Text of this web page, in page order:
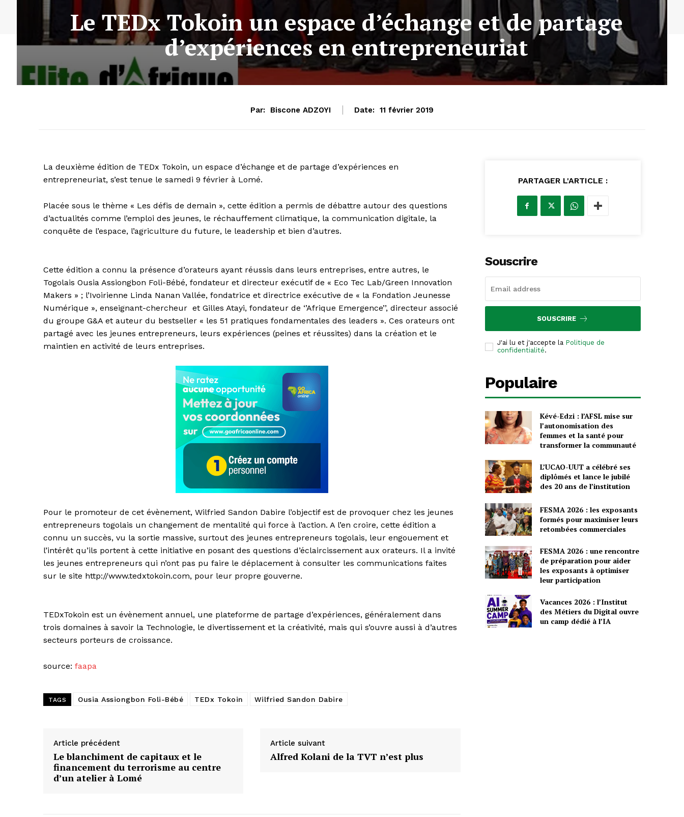
Le TEDx Tokoin un espace d’échange et de partage
d’expériences en entrepreneuriat
Par: Biscone ADZOYI Date: 11 février 2019
La deuxième édition de TEDx Tokoin, un espace d’échange et de partage d’expériences en
entrepreneuriat, s’est tenue le samedi 9 février à Lomé.
Placée sous le thème « Les défis de demain », cette édition a permis de débattre autour des questions
d’actualités comme l’emploi des jeunes, le réchauffement climatique, la communication digitale, la
conquête de l’espace, l’agriculture du future, le leadership et bien d’autres.
Cette édition a connu la présence d’orateurs ayant réussis dans leurs entreprises, entre autres, le
Togolais Ousia Assiongbon Foli-Bébé, fondateur et directeur exécutif de « Eco Tec Lab/Green Innovation
Makers » ; l’Ivoirienne Linda Nanan Vallée, fondatrice et directrice exécutive de « la Fondation Jeunesse
Numérique », enseignant-chercheur et Gilles Atayi, fondateur de ‘’Afrique Emergence’’, directeur associé
du groupe G&A et auteur du bestseller « les 51 pratiques fondamentales des leaders ». Ces orateurs ont
partagé avec les jeunes entrepreneurs, leurs expériences (peines et réussites) dans la création et le
maintien en activité de leurs entreprises.
Pour le promoteur de cet évènement, Wilfried Sandon Dabire l’objectif est de provoquer chez les jeunes
entrepreneurs togolais un changement de mentalité qui force à l’action. A l’en croire, cette édition a
connu un succès, vu la sortie massive, surtout des jeunes entrepreneurs togolais, leur engouement et
l’intérêt qu’ils portent à cette initiative en posant des questions d’éclaircissement aux orateurs. Il a invité
les jeunes entrepreneurs qui n’ont pas pu faire le déplacement à consulter les communications faites
sur le site http://www.tedxtokoin.com, pour leur propre gouverne.
TEDxTokoin est un évènement annuel, une plateforme de partage d’expériences, généralement dans
trois domaines à savoir la Technologie, le divertissement et la créativité, mais qui s’ouvre aussi à d’autres
secteurs porteurs de croissance.
source: faapa
TAGS Ousia Assiongbon Foli-Bébé TEDx Tokoin Wilfried Sandon Dabire
Article précédent
Le blanchiment de capitaux et le
financement du terrorisme au centre
d’un atelier à Lomé
Article suivant
Alfred Kolani de la TVT n’est plus
PARTAGER L'ARTICLE :
Souscrire
SOUSCRIRE
J'ai lu et j'accepte la Politique de
confidentialité.
Populaire
Kévé-Edzi : l’AFSL mise sur
l’autonomisation des
femmes et la santé pour
transformer la communauté
L’UCAO-UUT a célébré ses
diplômés et lance le jubilé
des 20 ans de l’institution
FESMA 2026 : les exposants
formés pour maximiser leurs
retombées commerciales
FESMA 2026 : une rencontre
de préparation pour aider
les exposants à optimiser
leur participation
Vacances 2026 : l’Institut
des Métiers du Digital ouvre
un camp dédié à l’IA